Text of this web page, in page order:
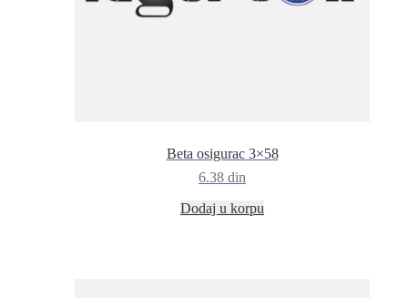
Beta osigurac 3×58
6.38 din
Dodaj u korpu